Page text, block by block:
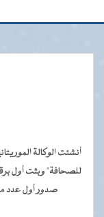
للصحافة" وبثت أول
صدور أول عدد